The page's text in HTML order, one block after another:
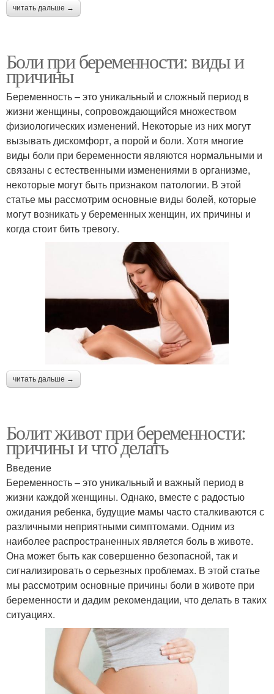
читать дальше →
Боли при беременности: виды и
причины
Беременность – это уникальный и сложный период в
жизни женщины, сопровождающийся множеством
физиологических изменений. Некоторые из них могут
вызывать дискомфорт, а порой и боли. Хотя многие
виды боли при беременности являются нормальными и
связаны с естественными изменениями в организме,
некоторые могут быть признаком патологии. В этой
статье мы рассмотрим основные виды болей, которые
могут возникать у беременных женщин, их причины и
когда стоит бить тревогу.
читать дальше →
Болит живот при беременности:
причины и что делать
Введение
Беременность – это уникальный и важный период в
жизни каждой женщины. Однако, вместе с радостью
ожидания ребенка, будущие мамы часто сталкиваются с
различными неприятными симптомами. Одним из
наиболее распространенных является боль в животе.
Она может быть как совершенно безопасной, так и
сигнализировать о серьезных проблемах. В этой статье
мы рассмотрим основные причины боли в животе при
беременности и дадим рекомендации, что делать в таких
ситуациях.